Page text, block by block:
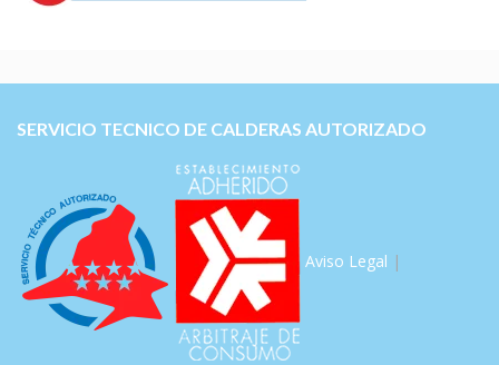
SERVICIO TECNICO DE CALDERAS AUTORIZADO
Aviso Legal |